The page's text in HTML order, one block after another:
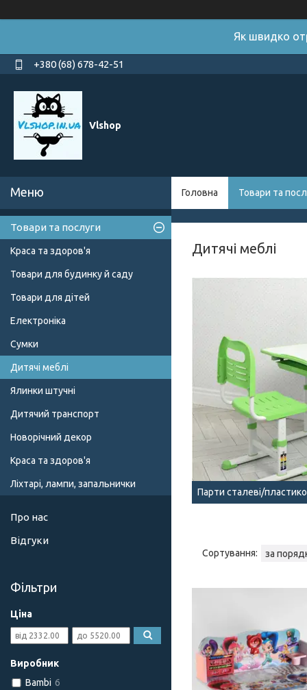
Як швидко
+380 (68) 678-42-51
Vlshop
Головна Товари та
Дитячі меблі
Парти сталеві/
Товари та послуги
Краса та здоров'я
Товари для будинку й саду
Товари для дітей
Електроніка
Сумки
Дитячі меблі
Ялинки штучні
Дитячий транспорт
Новорічний декор
Краса та здоров'я
Ліхтарі, лампи, запальнички
Про нас
Відгуки
Фільтри
Ціна
Виробник
Bambi 6